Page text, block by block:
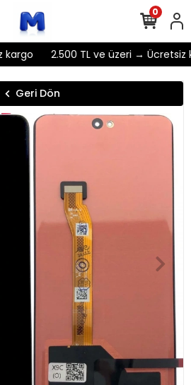
2.500 TL ve üzeri → Ücretsiz
0
Geri Dön